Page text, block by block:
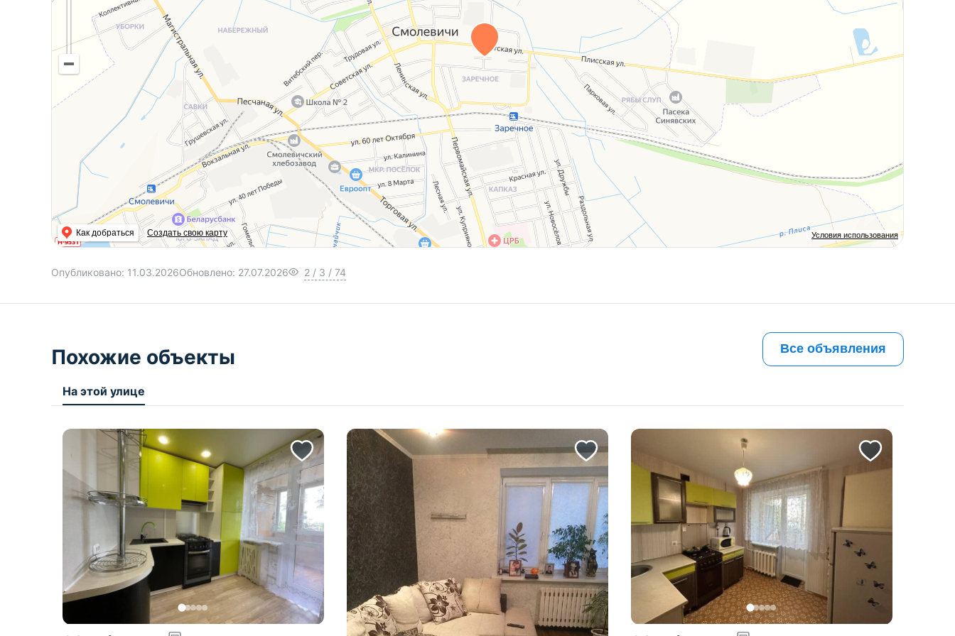
Условия использования
Как добраться Создать свою карту
Опубликовано: 11.03.2026Обновлено: 27.07.2026 2 / 3 / 74
Похожие объекты Все объявления
На этой улице